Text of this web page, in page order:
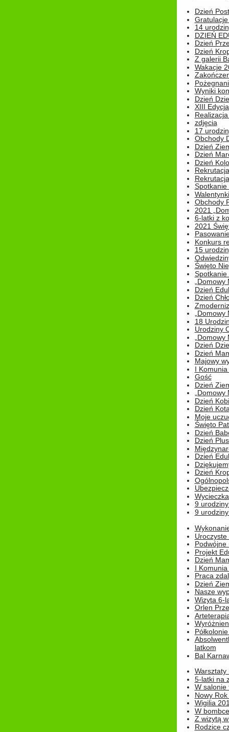
Dzień
14
DZIEŃ
Dzień
Dzień
Z galerii
Wakacje
Wyniki
Dzień
XIII
zdjęcia
17
Obchody
Dzień
Dzień
Dzień
Rekrutacja
Spotkanie
Obchody
2021
6-latki z
2021
Konkurs
15
Święto
Spotkanie
Dzień
Dzień
18
Urodziny
Dzień
Dzień
Majowy
I
Gość
Dzień
Dzień
Dzień
Moje
Święto
Dzień
Dzień
Dzień
Dzień
9
9
Podwójne
Projekt
Dzień
I
Praca
Dzień
Nasze
Wizyta 6-
Orlen
latkom
Bal
Warsztaty
5-latki na
W salonie
Nowy
Wigilia
W bombce
Z wizytą
Rodzice